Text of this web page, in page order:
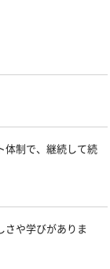
体制で、継続して続
さや学びがありま